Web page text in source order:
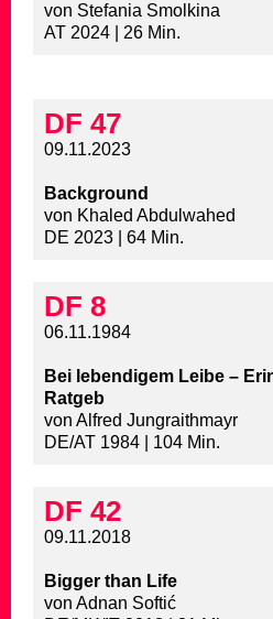
von Stefania Smolkina
AT 2024 | 26 Min.
DF 47
09.11.2023
Background
von Khaled Abdulwahed
DE 2023 | 64 Min.
DF 8
06.11.1984
Bei lebendigem Leibe –
Ratgeb
von Alfred Jungraithmayr
DE/AT 1984 | 104 Min.
DF 42
09.11.2018
Bigger than Life
von Adnan Softić